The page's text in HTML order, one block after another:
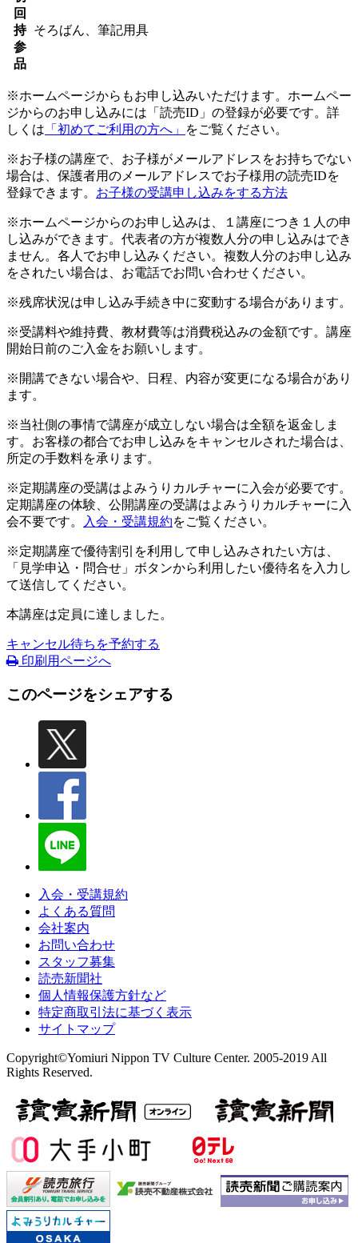
回
持
参
品
そろばん、筆記用具
※ホームページからもお申し込みいただけます。ホームペー
ジからのお申し込みには「読売ID」の登録が必要です。詳
しくは 「初めてご利用の方へ」 をご覧ください。
※お子様の講座で、お子様がメールアドレスをお持ちでない
場合は、保護者用のメールアドレスでお子様用の読売IDを
登録できます。 お子様の受講申し込みをする方法
※ホームページからのお申し込みは、１講座につき１人の申
し込みができます。代表者の方が複数人分の申し込みはでき
ません。各人でお申し込みください。複数人分のお申し込み
をされたい場合は、お電話でお問い合わせください。
※残席状況は申し込み手続き中に変動する場合があります。
※受講料や維持費、教材費等は消費税込みの金額です。講座
開始日前のご入金をお願いします。
※開講できない場合や、日程、内容が変更になる場合があり
ます。
※当社側の事情で講座が成立しない場合は全額を返金しま
す。お客様の都合でお申し込みをキャンセルされた場合は、
所定の手数料を承ります。
※定期講座の受講はよみうりカルチャーに入会が必要です。
定期講座の体験、公開講座の受講はよみうりカルチャーに入
会不要です。
入会・受講規約をご覧ください。
※定期講座で優待割引を利用して申し込みされたい方は、
「見学申込・問合せ」ボタンから利用したい優待名を入力し
て送信してください。
本講座は定員に達しました。
キャンセル待ちを予約する
印刷用ページへ
このページをシェアする
入会・受講規約
よくある質問
会社案内
お問い合わせ
スタッフ募集
読売新聞社
個人情報保護方針など
特定商取引法に基づく表示
サイトマップ
Copyright©Yomiuri Nippon TV Culture Center. 2005-2019 All
Rights Reserved.